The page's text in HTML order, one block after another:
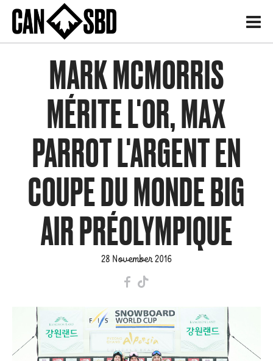
H
MARK MCMORRIS
MÉRITE L'OR, MAX
PARROT L'ARGENT EN
COUPE DU MONDE BIG
AIR PRÉOLYMPIQUE
28 November 2016
F T